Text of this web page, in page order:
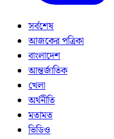
সর্বশেষ
আজকের পত্রিকা
বাংলাদেশ
আন্তর্জাতিক
খেলা
অর্থনীতি
মতামত
ভিডিও